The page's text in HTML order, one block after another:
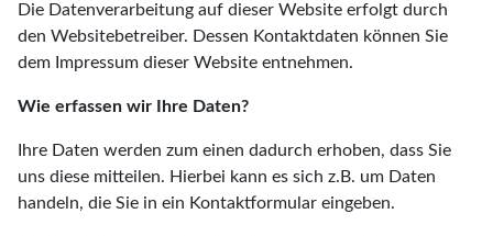
Die Datenverarbeitung auf dieser Website erfolgt durch
den Websitebetreiber. Dessen Kontaktdaten können Sie
dem Impressum dieser Website entnehmen.
Wie erfassen wir Ihre Daten?
Ihre Daten werden zum einen dadurch erhoben, dass Sie
uns diese mitteilen. Hierbei kann es sich z.B. um Daten
handeln, die Sie in ein Kontaktformular eingeben.